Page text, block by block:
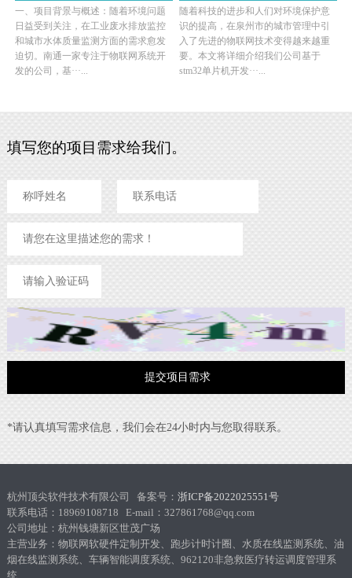
新应用···
一、项目背景与概述：随着环境问题
日益受到关注，在工业废水排放监控
和城市水体质量监测方面的需求愈发
迫切。南通一家专注于物联网系统开
发的公司，基···...
物联网···
随着科技的进步和人们对环境保护意
识的提高，在泉州市的城市管理中引
入了先进的物联网技术变得越来越重
要。本文将详细介绍我们公司基于
stm32单片机开发···...
填写您的项目需求给我们。
*请认真填写需求信息，我们会在24小时内与您取得联系。
杭州顶尖软件技术有限公司 备案号： 浙ICP备2022025551号
联系电话：18969108718 E-mail：327861768@qq.com
公司地址：杭州钱塘新区世茂广场
主营业务：物联网软硬件定制开发、跑步计时计圈、水质在线监测系统、油
烟在线监测系统、车辆智能调度系统、962120非急救医疗转运调度管理系
统